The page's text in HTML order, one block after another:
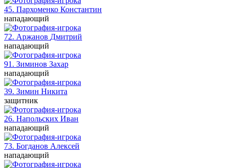
45. Пархоменко Константин
нападающий
72. Аржанов Дмитрий
нападающий
91. Зиминов Захар
нападающий
39. Зимин Никита
защитник
26. Напольских Иван
нападающий
73. Богданов Алексей
нападающий